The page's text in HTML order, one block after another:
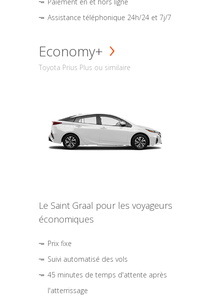
Assistance téléphonique 24h/24 et 7j/7
Economy+
Toyota Prius Plus ou similaire
Le Saint Graal pour les voyageurs
économiques
Prix fixe
Suivi automatisé des vols
45 minutes de temps d'attente après
l'atterrissage